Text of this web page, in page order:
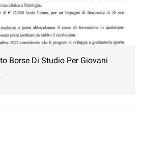
Borse Di Studio Per Giovani